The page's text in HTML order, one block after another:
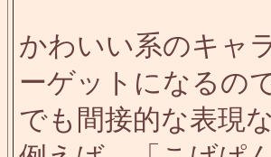
かわいい系のキャ
ーゲットになるの
でも間接的な表現